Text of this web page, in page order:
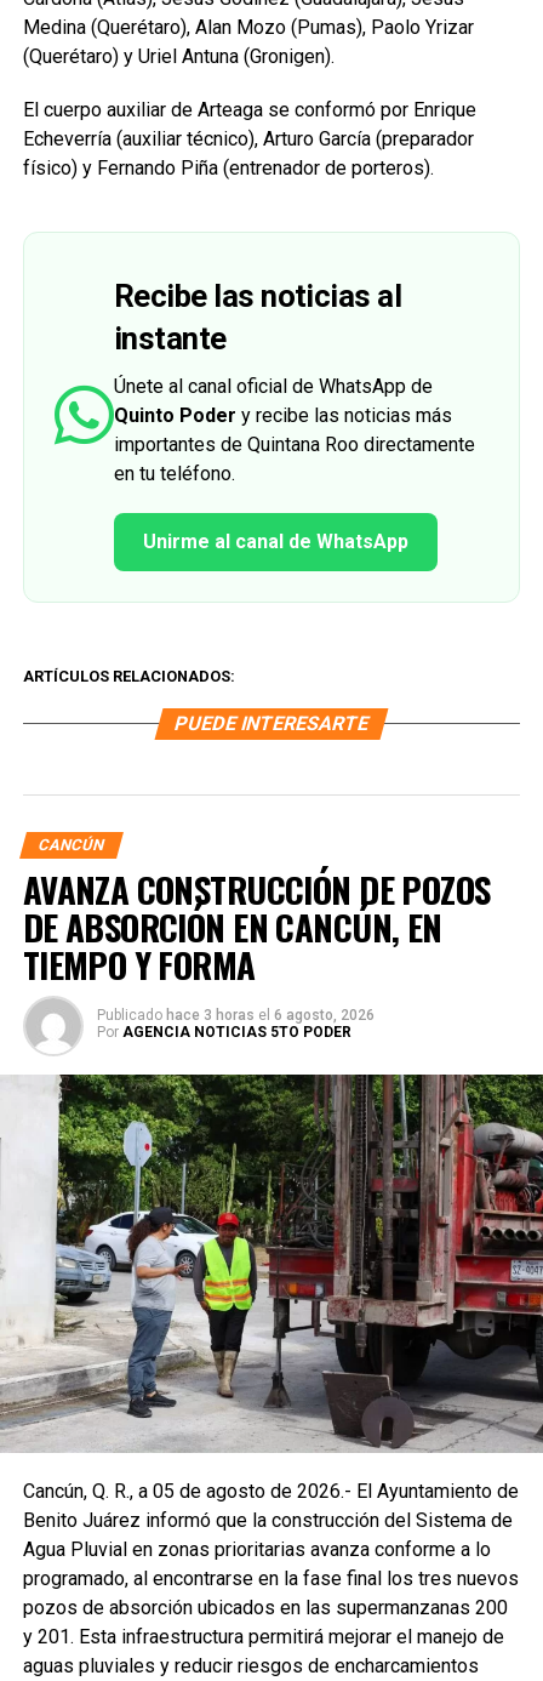
Medina (Querétaro), Alan Mozo (Pumas), Paolo Yrizar
(Querétaro) y Uriel Antuna (Gronigen).
El cuerpo auxiliar de Arteaga se conformó por Enrique
Echeverría (auxiliar técnico), Arturo García (preparador
físico) y Fernando Piña (entrenador de porteros).
Recibe las noticias al
instante
Únete al canal oficial de WhatsApp de
Quinto Poder y recibe las noticias más
importantes de Quintana Roo directamente
en tu teléfono.
Unirme al canal de WhatsApp
ARTÍCULOS RELACIONADOS:
PUEDE INTERESARTE
CANCÚN
AVANZA CONSTRUCCIÓN DE POZOS
DE ABSORCIÓN EN CANCÚN, EN
TIEMPO Y FORMA
Publicado hace 3 horas el 6 agosto, 2026
Por AGENCIA NOTICIAS 5TO PODER
Cancún, Q. R., a 05 de agosto de 2026.- El Ayuntamiento de
Benito Juárez informó que la construcción del Sistema de
Agua Pluvial en zonas prioritarias avanza conforme a lo
programado, al encontrarse en la fase final los tres nuevos
pozos de absorción ubicados en las supermanzanas 200
y 201. Esta infraestructura permitirá mejorar el manejo de
aguas pluviales y reducir riesgos de encharcamientos